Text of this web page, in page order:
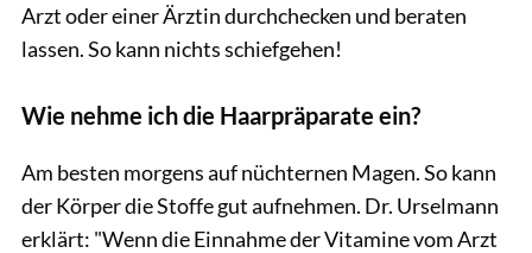
Arzt oder einer Ärztin durchchecken und beraten
lassen. So kann nichts schiefgehen!
Wie nehme ich die Haarpräparate ein?
Am besten morgens auf nüchternen Magen. So kann
der Körper die Stoffe gut aufnehmen. Dr. Urselmann
erklärt: "Wenn die Einnahme der Vitamine vom Arzt